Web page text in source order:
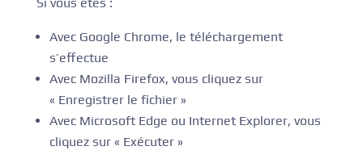
Avec Google Chrome, le téléchargement
s’effectue
Avec Mozilla Firefox, vous cliquez sur
« Enregistrer le fichier »
Avec Microsoft Edge ou Internet Explorer, vous
cliquez sur « Exécuter »